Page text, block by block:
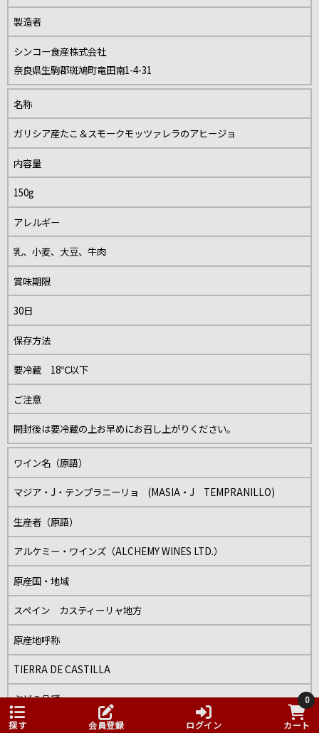
製造者
シンコー食産株式会社
奈良県生駒郡斑鳩町竜田南1-4-31
名称
ガリシア産たこ＆スモークモッツァレラのアヒージョ
内容量
150g
アレルギー
乳、小麦、大豆、牛肉
賞味期限
30日
保存方法
要冷蔵 18℃以下
ご注意
開封後は要冷蔵の上お早めにお召し上がりください。
ワイン名（原語）
マジア・J・テンプラニーリョ (MASIA・J TEMPRANILLO)
生産者（原語）
アルケミー・ワインズ（ALCHEMY WINES LTD.）
原産国・地域
スペイン カスティーリャ地方
原産地呼称
TIERRA DE CASTILLA
ぶどう品種
テンプラニーリョ100％
探す 会員登録 ログイン
0
カート